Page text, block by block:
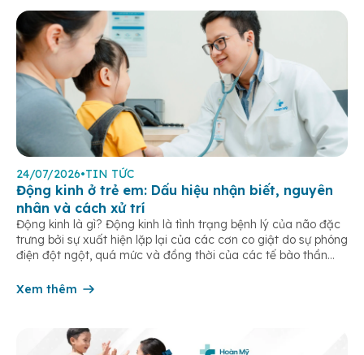
24/07/2026•TIN TỨC
Động kinh ở trẻ em: Dấu hiệu nhận biết, nguyên
nhân và cách xử trí
Động kinh là gì? Động kinh là tình trạng bệnh lý của não đặc
trưng bởi sự xuất hiện lặp lại của các cơn co giật do sự phóng
điện đột ngột, quá mức và đồng thời của các tế bào thần
Xem thêm